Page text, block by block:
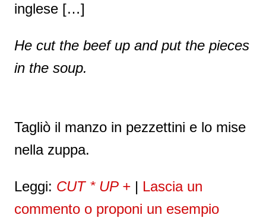
inglese […]
He cut the beef up and put the pieces
in the soup.
Tagliò il manzo in pezzettini e lo mise
nella zuppa.
Leggi: CUT * UP + | Lascia un
commento o proponi un esempio